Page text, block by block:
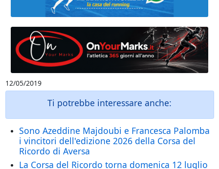
12/05/2019
Ti potrebbe interessare anche:
Sono Azeddine Majdoubi e Francesca Palomba
i vincitori dell'edizione 2026 della Corsa del
Ricordo di Aversa
La Corsa del Ricordo torna domenica 12 luglio